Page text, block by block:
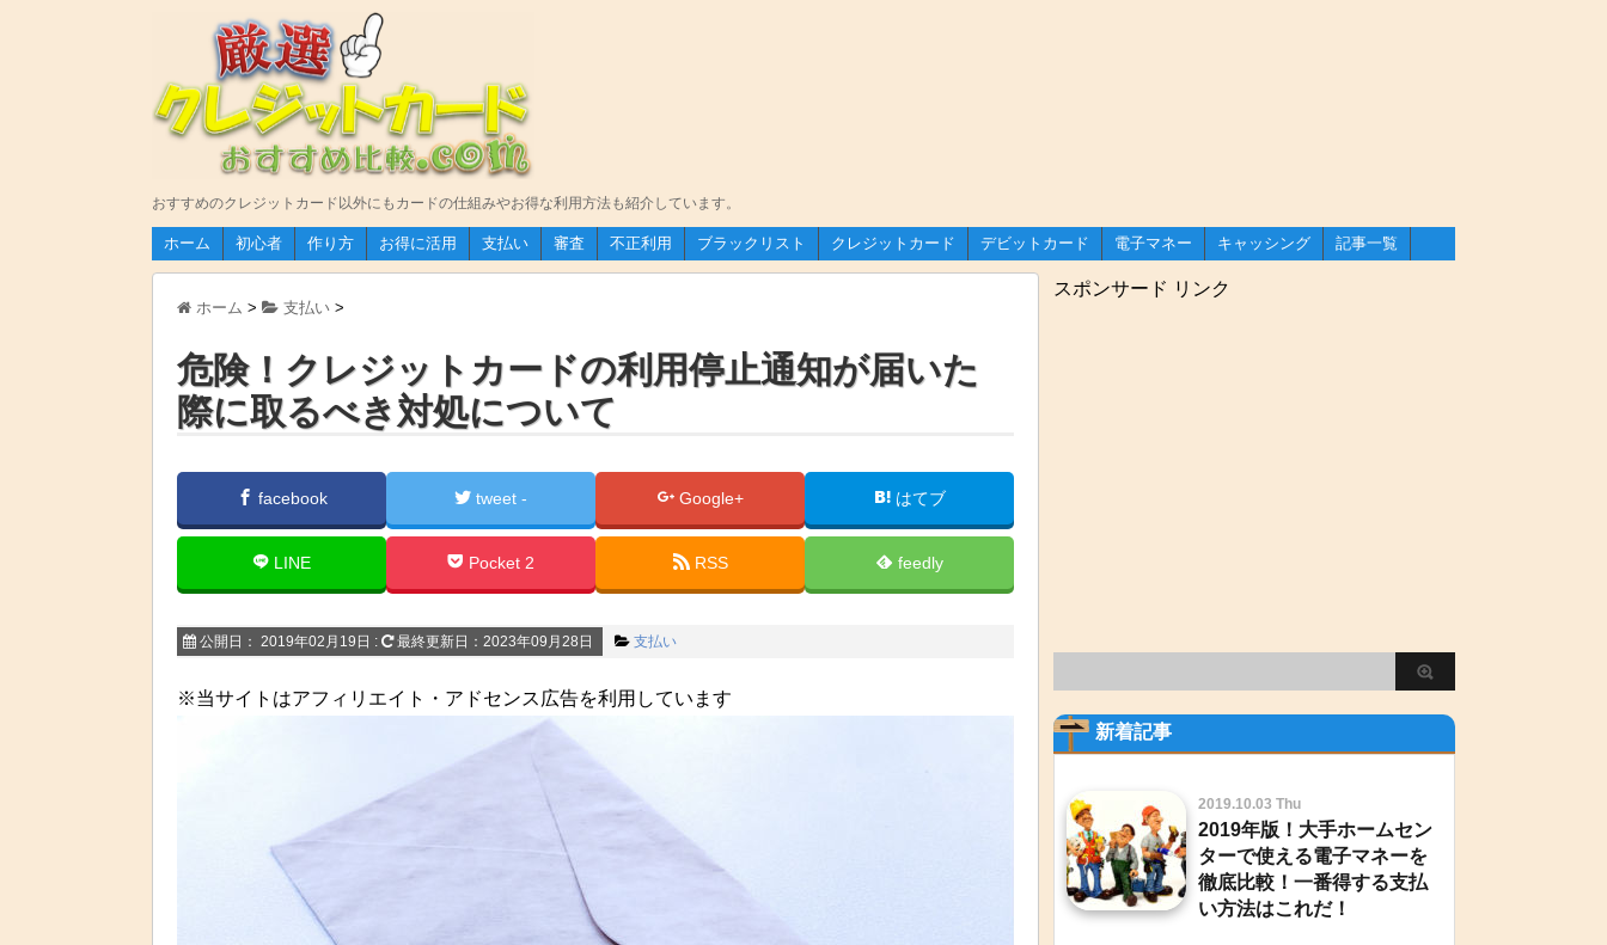
おすすめのクレジットカード以外にもカードの仕組みやお得な利用方法も紹介しています。
ホーム 初心者 作り方 お得に活用 支払い 審査 不正利用 ブラックリスト
クレジットカード
楽天カード
Yahoo! JAPANカード
イオンカード
オリコカード
デビットカード
基本的なこと
楽天デビットカード
Visaデビットカード
JCBデビットカード
おすすめ・比較
電子マネー
コンビニで使える電子マネー
キャッシング 記事一覧
ホーム > 支払い >
危険！クレジットカードの利用停止通知が届いた
際に取るべき対処について
facebook tweet - Google+ はてブ
LINE Pocket 2 RSS feedly
公開日： 2019年02月19日 : 最終更新日：2023年09月28日 支払い
※当サイトはアフィリエイト・アドセンス広告を利用しています
スポンサード リンク
新着記事
2019.10.03 Thu
2019年版！大手ホームセン
ターで使える電子マネーを
徹底比較！一番得する支払
い方法はこれだ！